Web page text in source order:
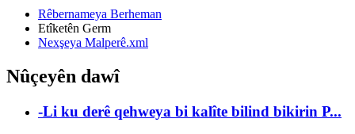
Rêbernameya Berheman
Etîketên Germ
Nexşeya Malperê.xml
Nûçeyên dawî
-Li ku derê qehweya bi kalîte bilind bikirin P...